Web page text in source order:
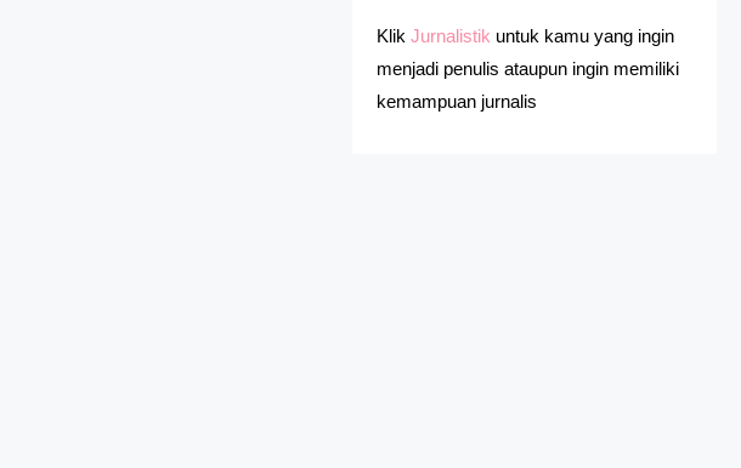
KlikJurnalistik untuk kamu yang ingin
menjadi penulis ataupun ingin memiliki
kemampuan jurnalis